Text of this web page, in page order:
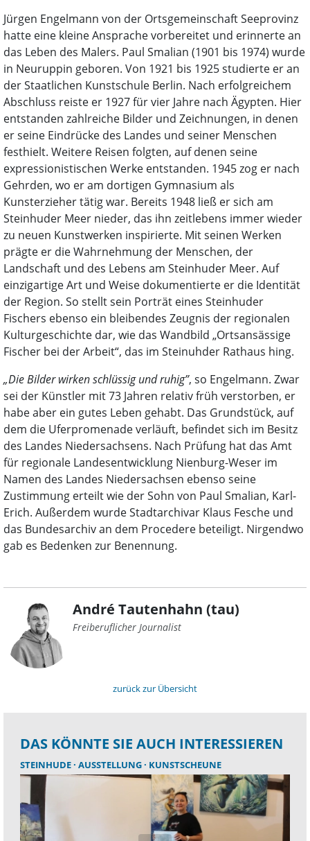
Jürgen Engelmann von der Ortsgemeinschaft Seeprovinz
hatte eine kleine Ansprache vorbereitet und erinnerte an
das Leben des Malers. Paul Smalian (1901 bis 1974) wurde
in Neuruppin geboren. Von 1921 bis 1925 studierte er an
der Staatlichen Kunstschule Berlin. Nach erfolgreichem
Abschluss reiste er 1927 für vier Jahre nach Ägypten. Hier
entstanden zahlreiche Bilder und Zeichnungen, in denen
er seine Eindrücke des Landes und seiner Menschen
festhielt. Weitere Reisen folgten, auf denen seine
expressionistischen Werke entstanden. 1945 zog er nach
Gehrden, wo er am dortigen Gymnasium als
Kunsterzieher tätig war. Bereits 1948 ließ er sich am
Steinhuder Meer nieder, das ihn zeitlebens immer wieder
zu neuen Kunstwerken inspirierte. Mit seinen Werken
prägte er die Wahrnehmung der Menschen, der
Landschaft und des Lebens am Steinhuder Meer. Auf
einzigartige Art und Weise dokumentierte er die Identität
der Region. So stellt sein Porträt eines Steinhuder
Fischers ebenso ein bleibendes Zeugnis der regionalen
Kulturgeschichte dar, wie das Wandbild „Ortsansässige
Fischer bei der Arbeit“, das im Steinuhder Rathaus hing.
„Die Bilder wirken schlüssig und ruhig”, so Engelmann. Zwar
sei der Künstler mit 73 Jahren relativ früh verstorben, er
habe aber ein gutes Leben gehabt. Das Grundstück, auf
dem die Uferpromenade verläuft, befindet sich im Besitz
des Landes Niedersachsens. Nach Prüfung hat das Amt
für regionale Landesentwicklung Nienburg-Weser im
Namen des Landes Niedersachsen ebenso seine
Zustimmung erteilt wie der Sohn von Paul Smalian, Karl-
Erich. Außerdem wurde Stadtarchivar Klaus Fesche und
das Bundesarchiv an dem Procedere beteiligt. Nirgendwo
gab es Bedenken zur Benennung.
André Tautenhahn (tau)
Freiberuflicher Journalist
zurück zur Übersicht
DAS KÖNNTE SIE AUCH INTERESSIEREN
STEINHUDE AUSSTELLUNG KUNSTSCHEUNE